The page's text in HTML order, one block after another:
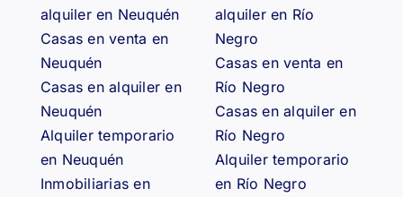
alquiler en Neuquén
Casas en venta en
Neuquén
Casas en alquiler en
Neuquén
Alquiler temporario
en Neuquén
Inmobiliarias en
alquiler en Río
Negro
Casas en venta en
Río Negro
Casas en alquiler en
Río Negro
Alquiler temporario
en Río Negro